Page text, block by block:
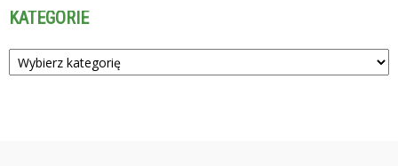
KATEGORIE
Kategorie